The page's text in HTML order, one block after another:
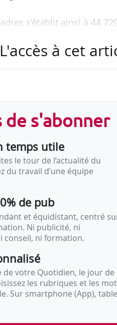
s’établit ainsi à 44
marqués par une
des cadres reste en
de plus en plus
de 2,7 % en
L'accès à cet
de s'abonner
temps utile
le tour de l’actualité du
du travail d’une équipe
de pub
et équidistant, centré
Ni publicité, ni
conseil, ni formation.
de votre Quotidien, le jour de
les rubriques et les
Sur smartphone (App),